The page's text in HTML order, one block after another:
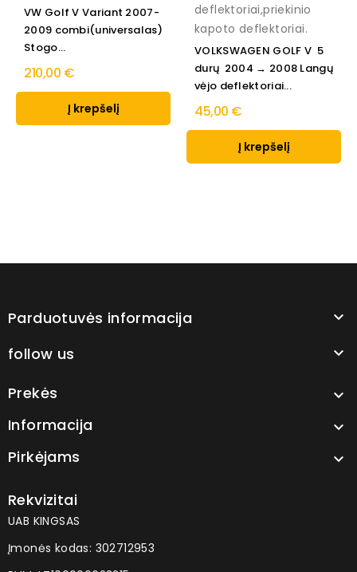
VW Golf V Variant 2007-
2009 combi(universalas)
Stogo...
210,00 €
Į krepšelį
deflektoriai,priekinio
kapoto deflektoriai.
VOLKSWAGEN GOLF V 5
durų 2004 → 2008 Langų
vėjo deflektoriai...
45,00 €
Į krepšelį
Parduotuvės informacija 
follow us 
Prekės 
Informacija 
Pirkėjams 
Rekvizitai
UAB KINGSAS
Įmonės kodas: 302712953